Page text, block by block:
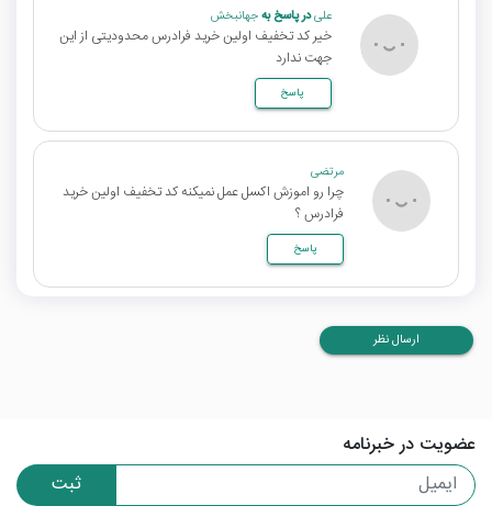
علیدر پاسخ بهجهانبخش
خیر کد تخفیف اولین خرید فرادرس محدودیتی از این
جهت ندارد
پاسخ
مرتضی
چرا رو اموزش اکسل عمل نمیکنه کد تخفیف اولین خرید
فرادرس ؟
پاسخ
ارسال نظر
عضویت در خبرنامه
ثبت